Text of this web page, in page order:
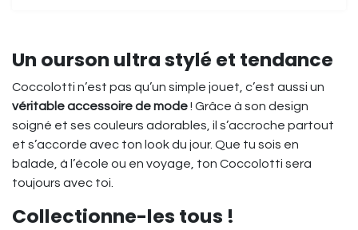
Un ourson ultra stylé et tendance
Coccolotti n’est pas qu’un simple jouet, c’est aussi un
véritable accessoire de mode! Grâce à son design
soigné et ses couleurs adorables, il s’accroche partout
et s’accorde avec ton look du jour. Que tu sois en
balade, à l’école ou en voyage, ton Coccolotti sera
toujours avec toi.
Collectionne-les tous !